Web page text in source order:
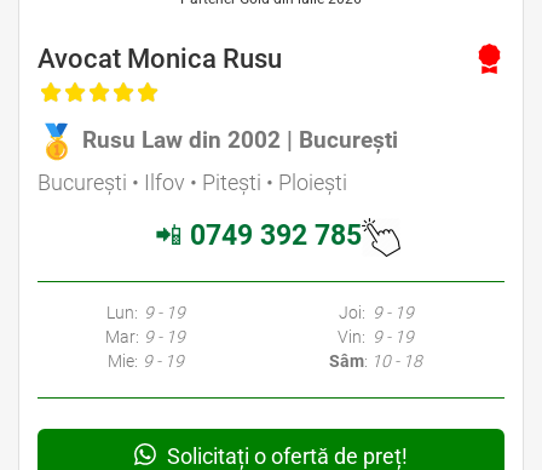
Avocat Monica Rusu
Rusu Law din 2002 | București
București • Ilfov • Pitești • Ploiești
📲 0749 392 785
Lun: 9 - 19
Mar: 9 - 19
Mie: 9 - 19
Joi: 9 - 19
Vin: 9 - 19
Sâm: 10 - 18
Solicitați o ofertă de preț!